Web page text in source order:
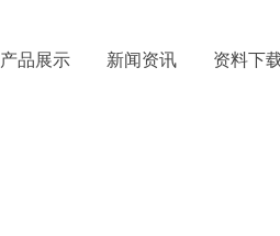
产品展示 新闻资讯 资料下